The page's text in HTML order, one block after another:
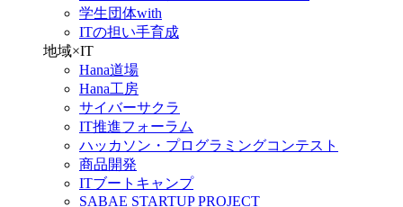
学生団体with
ITの担い手育成
地域×IT
Hana道場
Hana工房
サイバーサクラ
IT推進フォーラム
ハッカソン・プログラミングコンテスト
商品開発
ITブートキャンプ
SABAE STARTUP PROJECT